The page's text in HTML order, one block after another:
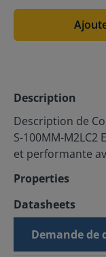
Description
Description de
S-100MM-
et performante
Properties
Datasheets
Demande de